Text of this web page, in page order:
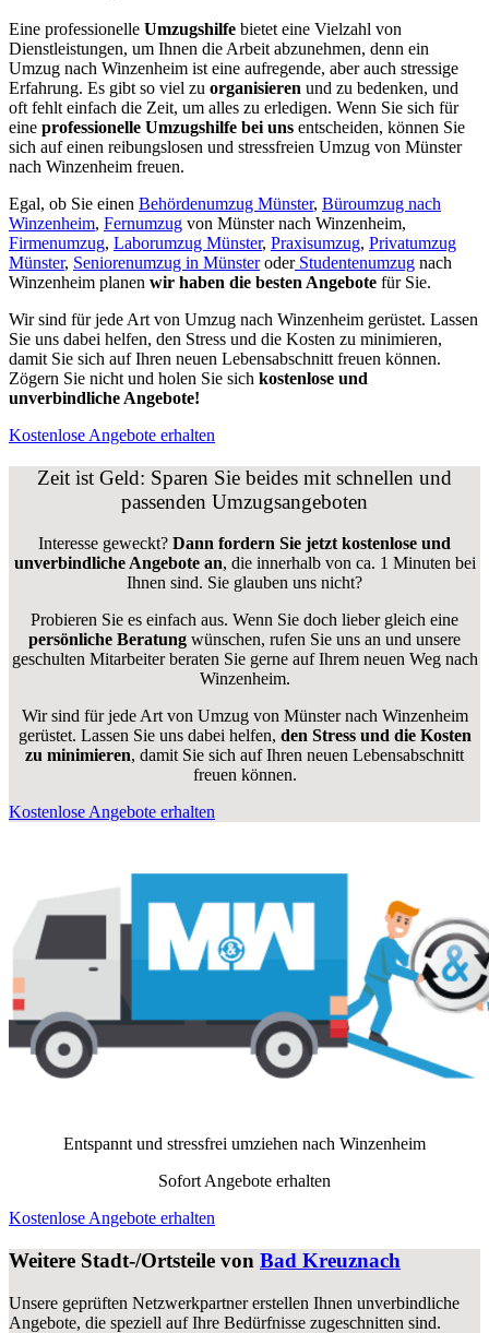
Eine professionelle Umzugshilfe bietet eine Vielzahl von
Dienstleistungen, um Ihnen die Arbeit abzunehmen, denn ein
Umzug nach Winzenheim ist eine aufregende, aber auch stressige
Erfahrung. Es gibt so viel zu organisieren und zu bedenken, und
oft fehlt einfach die Zeit, um alles zu erledigen. Wenn Sie sich für
eine professionelle Umzugshilfe bei uns entscheiden, können Sie
sich auf einen reibungslosen und stressfreien Umzug von Münster
nach Winzenheim freuen.
Egal, ob Sie einen Behördenumzug Münster, Büroumzug nach
Winzenheim, Fernumzug von Münster nach Winzenheim,
Firmenumzug, Laborumzug Münster, Praxisumzug, Privatumzug
Münster, Seniorenumzug in MünsteroderStudentenumzug nach
Winzenheim planen wir haben die besten Angebote für Sie.
Wir sind für jede Art von Umzug nach Winzenheim gerüstet. Lassen
Sie uns dabei helfen, den Stress und die Kosten zu minimieren,
damit Sie sich auf Ihren neuen Lebensabschnitt freuen können.
Zögern Sie nicht und holen Sie sich kostenlose und
unverbindliche Angebote!
Kostenlose Angebote erhalten
Zeit ist Geld: Sparen Sie beides mit schnellen und
passenden Umzugsangeboten
Interesse geweckt? Dann fordern Sie jetzt kostenlose und
unverbindliche Angebote an, die innerhalb von ca. 1 Minuten bei
Ihnen sind. Sie glauben uns nicht?
Probieren Sie es einfach aus. Wenn Sie doch lieber gleich eine
persönliche Beratung wünschen, rufen Sie uns an und unsere
geschulten Mitarbeiter beraten Sie gerne auf Ihrem neuen Weg nach
Winzenheim.
Wir sind für jede Art von Umzug von Münster nach Winzenheim
gerüstet. Lassen Sie uns dabei helfen, den Stress und die Kosten
zu minimieren, damit Sie sich auf Ihren neuen Lebensabschnitt
freuen können.
Kostenlose Angebote erhalten
Entspannt und stressfrei umziehen nach Winzenheim
Sofort Angebote erhalten
Kostenlose Angebote erhalten
Weitere Stadt-/Ortsteile von Bad Kreuznach
Unsere geprüften Netzwerkpartner erstellen Ihnen unverbindliche
Angebote, die speziell auf Ihre Bedürfnisse zugeschnitten sind.